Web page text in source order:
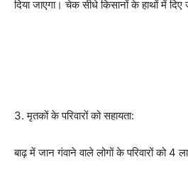
दिया जाएगा। चेक सीधे किसानों के हाथों में दिए
3. मृतकों के परिवारों को सहायता:
बाढ़ में जान गंवाने वाले लोगों के परिवारों को